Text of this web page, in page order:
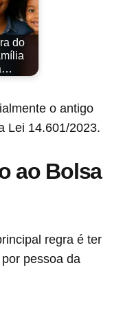
do
o antigo
Lei 14.601/2023.
ao Bolsa
regra é ter
pessoa da